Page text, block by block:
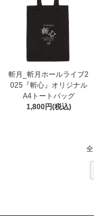
斬月_斬月ホールライブ2
025『斬心』オリジナル
A4トートバッグ
1,800円(税込)
全